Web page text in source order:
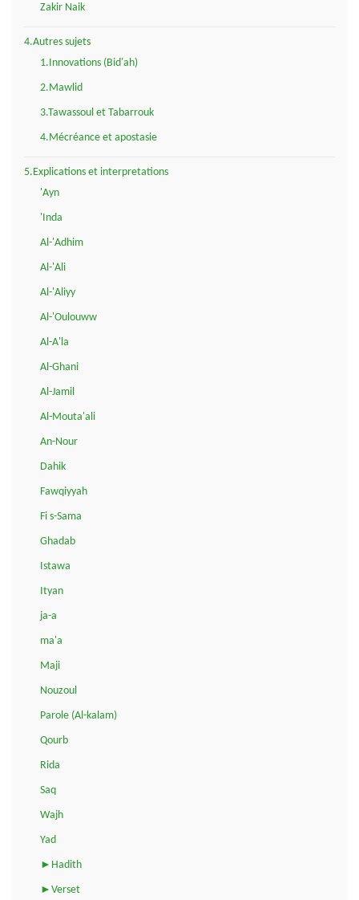
Zakir Naik
4.Autres sujets
1.Innovations (Bid'ah)
2.Mawlid
3.Tawassoul et Tabarrouk
4.Mécréance et apostasie
5.Explications et interpretations
'Ayn
'Inda
Al-'Adhim
Al-'Ali
Al-'Aliyy
Al-'Oulouww
Al-A'la
Al-Ghani
Al-Jamil
Al-Mouta'ali
An-Nour
Dahik
Fawqiyyah
Fi s-Sama
Ghadab
Istawa
Ityan
ja-a
ma'a
Maji
Nouzoul
Parole (Al-kalam)
Qourb
Rida
Saq
Wajh
Yad
►Hadith
►Verset